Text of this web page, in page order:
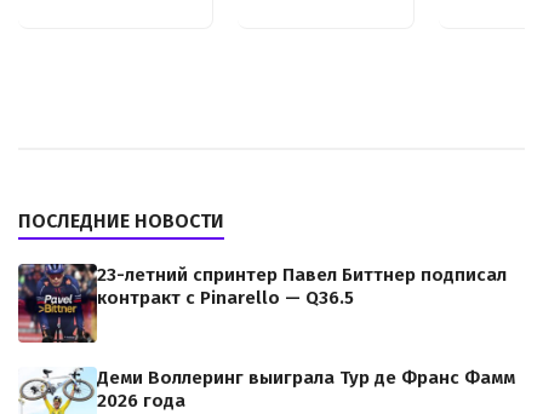
ПОСЛЕДНИЕ НОВОСТИ
23-летний спринтер Павел Биттнер подписал
контракт с Pinarello — Q36.5
Деми Воллеринг выиграла Тур де Франс Фамм
2026 года